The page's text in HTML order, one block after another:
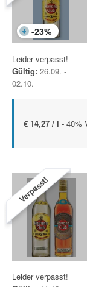
-23%
Leider verpasst!
Gültig: 26.09. -
02.10.
€ 14,27 / l - 40%
Verpasst!
Leider verpasst!